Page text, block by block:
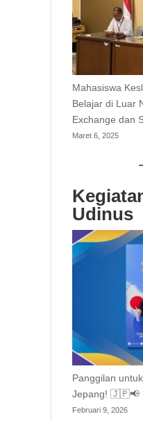
Mahasiswa
Belajar di Luar
Exchange dan
Maret 6, 2025
Udinus
Panggilan
Jepang! 🇯🇵📢
Februari 9, 2026